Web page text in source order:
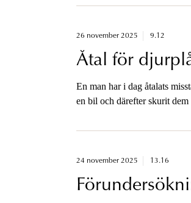
26 november 2025 9.12
Åtal för
En man har i dag åtalats
en bil och därefter skurit dem
24 november 2025 13.16